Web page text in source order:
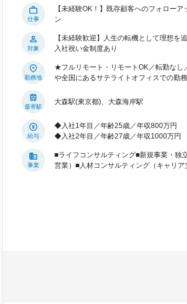
仕事
【未経験OK！】既存顧客へのフォロー
ン
対象
【未経験歓迎】人生の転機として理想を
入社祝い金制度あり
勤務地
★フルリモート・リモートOK／転勤なし
や全国にあるサテライトオフィスでの勤
最寄駅
大森駅(東京都)、大森海岸駅
給与
◆入社1年目／年齢25歳／年収800万円
◆入社2年目／年齢27歳／年収1000万円
事業
■ライフコンサルティング■新規事業・独
営業）■人材コンサルティング（キャリア